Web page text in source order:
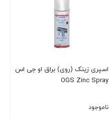
اسپری زینک (روی) براق او جی اس
OGS Zinc Spray
ناموجود